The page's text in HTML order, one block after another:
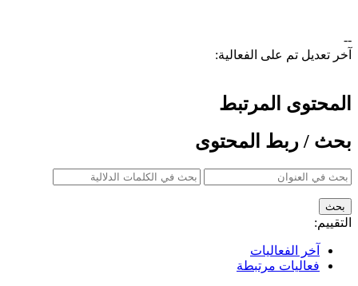
--
آخر تعديل تم على الفعالية:
المحتوى المرتبط
بحث / ربط المحتوى
التقييم:
آخر الفعاليات
فعاليات مرتبطة